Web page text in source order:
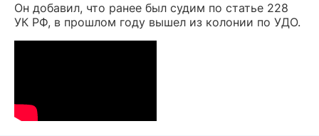
Он добавил, что ранее был судим по статье 228
УК РФ, в прошлом году вышел из колонии по УДО.